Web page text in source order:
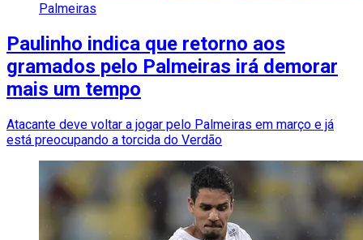
Palmeiras
Paulinho indica que retorno aos
gramados pelo Palmeiras irá demorar
mais um tempo
Atacante deve voltar a jogar pelo Palmeiras em março e já
está preocupando a torcida do Verdão